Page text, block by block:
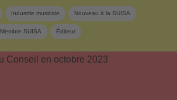
Industrie musicale Nouveau à la SUISA
Membre SUISA Éditeur